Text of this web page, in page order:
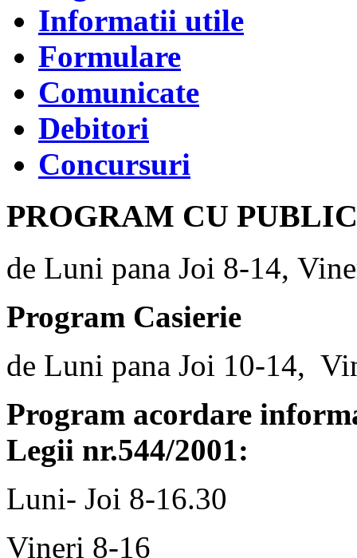
Informatii utile
Formulare
Comunicate
Debitori
Concursuri
PROGRAM CU
de Luni pana Joi 8-14,
Program Casierie
de Luni pana Joi 10-14,
Program acordare
Legii nr.544/2001:
Luni- Joi 8-16.30
Vineri 8-16